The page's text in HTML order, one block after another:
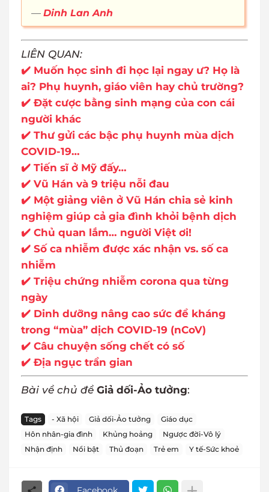
Dinh Lan Anh
LIÊN QUAN:
✔️ Muốn học sinh đi học lại ngay ư? Họ là
ai? Phụ huynh, giáo viên hay chủ trường?
✔️ Đặt cược bằng sinh mạng của con cái
người khác
✔️ Thư gửi các bậc phụ huynh mùa dịch
COVID-19…
✔️ Tiến sĩ ở Mỹ đấy…
✔️ Vũ Hán và 9 triệu nỗi đau
✔️ Một giảng viên ở Vũ Hán chia sẻ kinh
nghiệm giúp cả gia đình khỏi bệnh dịch
✔️ Chủ quan lắm… người Việt ơi!
✔️ Số ca nhiễm được xác nhận vs. số ca
nhiễm
✔️ Triệu chứng nhiễm corona qua từng
ngày
✔️ Dinh dưỡng nâng cao sức đề kháng
trong “mùa” dịch COVID-19 (nCoV)
✔️ Câu chuyện sống chết có số
✔️ Địa ngục trần gian
Bài về chủ đề Giả dối-Ảo tưởng:
Tags - Xã hội Giả dối-Ảo tưởng
Giáo dục
Hôn nhân-gia đình
Khủng hoảng
Ngược đời-Vô lý
Nhận định
Nổi bật Thủ đoạn Trẻ em Y tế-Sức khoẻ